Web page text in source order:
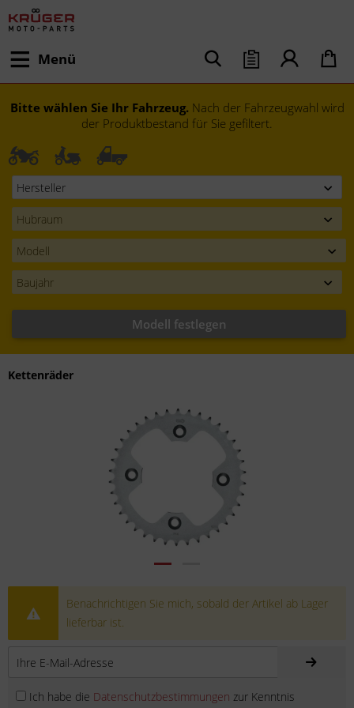
Menü
Bitte wählen Sie Ihr Fahrzeug. Nach der Fahrzeugwahl wird
der Produktbestand für Sie gefiltert.
Modell festlegen
Kettenräder
Benachrichtigen Sie mich, sobald der Artikel ab Lager
lieferbar ist.
Ich habe die Datenschutzbestimmungen zur Kenntnis